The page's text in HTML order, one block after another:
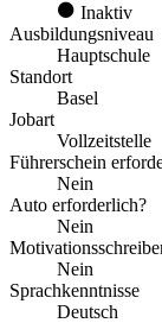
Inaktiv
Ausbildungsniveau
Hauptschule
Standort
Basel
Jobart
Vollzeitstelle
Führerschein
Nein
Auto erforderlich?
Nein
Nein
Sprachkenntnisse
Deutsch